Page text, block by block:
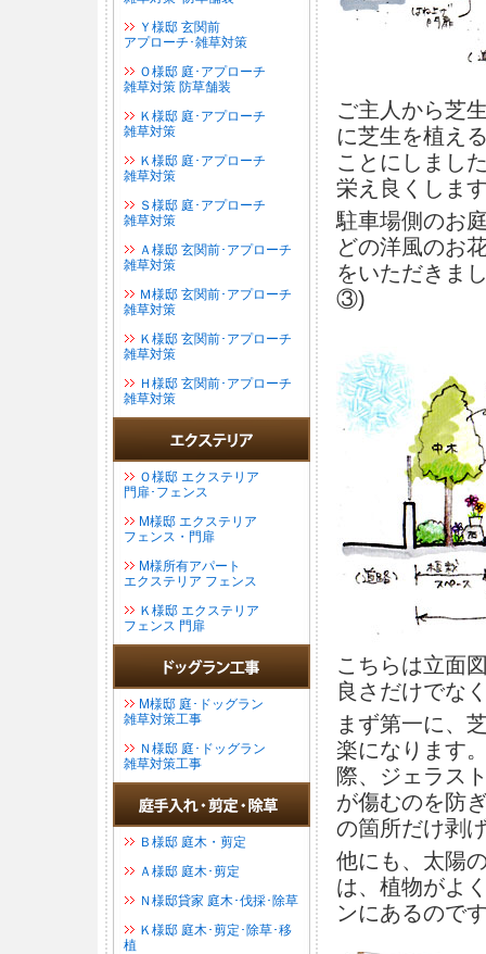
ご主人から芝
に芝生を植え
ことにしまし
栄え良くしま
駐車場側のお
どの洋風のお
をいただきま
③)
こちらは立面
良さだけでな
まず第一に、
楽になります
際、ジェラス
が傷むのを防
の箇所だけ剥
他にも、太陽
は、植物がよ
ンにあるので
Ｙ様邸 玄関前
アプローチ･雑草対策
Ｏ様邸 庭･アプローチ
雑草対策 防草舗装
Ｋ様邸 庭･アプローチ
雑草対策
Ｋ様邸 庭･アプローチ
雑草対策
Ｓ様邸 庭･アプローチ
雑草対策
Ａ様邸 玄関前･アプローチ
雑草対策
Ｍ様邸 玄関前･アプローチ
雑草対策
Ｋ様邸 玄関前･アプローチ
雑草対策
Ｈ様邸 玄関前･アプローチ
雑草対策
Ｏ様邸 エクステリア
門扉･フェンス
М様邸 エクステリア
フェンス・門扉
М様所有アパート
エクステリア フェンス
Ｋ様邸 エクステリア
フェンス 門扉
М様邸 庭･ドッグラン
雑草対策工事
Ｎ様邸 庭･ドッグラン
雑草対策工事
Ｂ様邸 庭木・剪定
Ａ様邸 庭木･剪定
Ｎ様邸貸家 庭木･伐採･除草
Ｋ様邸 庭木･剪定･除草･移
植